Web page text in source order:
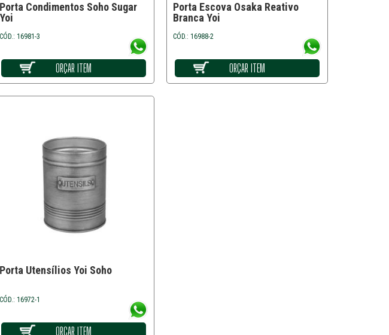
Porta Condimentos Soho Sugar
Yoi
CÓD.: 16981-3
ORÇAR ITEM
Porta Escova Osaka Reativo
Branca Yoi
CÓD.: 16988-2
ORÇAR ITEM
Porta Utensílios Yoi Soho
CÓD.: 16972-1
ORÇAR ITEM